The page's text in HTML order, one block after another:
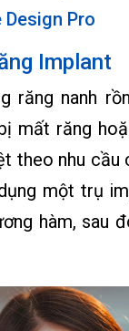
Design Pro
Implant
răng nanh
mất răng
theo nhu cầu
một trụ
hàm, sau